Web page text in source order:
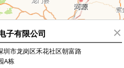
子有限公司
圳市龙岗区禾花社区朝富路
A栋